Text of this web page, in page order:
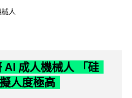
人
AI 成人機械人 「硅
人度極高